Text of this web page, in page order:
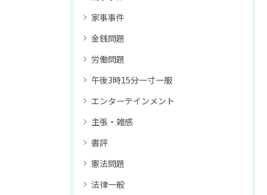
家事事件
金銭問題
労働問題
午後3時15分一寸一服
エンターテインメント
主張・雑感
書評
憲法問題
法律一般